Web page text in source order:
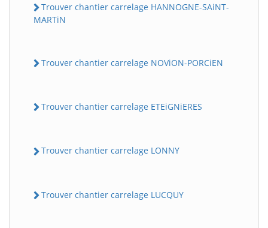
Trouver chantier carrelage HANNOGNE-SAiNT-
MARTiN
Trouver chantier carrelage NOViON-PORCiEN
Trouver chantier carrelage ETEiGNiERES
Trouver chantier carrelage LONNY
Trouver chantier carrelage LUCQUY